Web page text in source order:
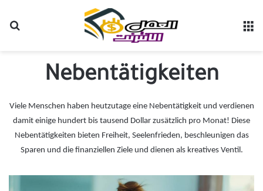
Nebentätigkeiten
Viele Menschen haben heutzutage eine Nebentätigkeit und verdienen
damit einige hundert bis tausend Dollar zusätzlich pro Monat! Diese
Nebentätigkeiten bieten Freiheit, Seelenfrieden, beschleunigen das
Sparen und die finanziellen Ziele und dienen als kreatives Ventil.
Der Einsatz von künstlicher Intelligenz zur Erstellung digitaler Produkte ist zu